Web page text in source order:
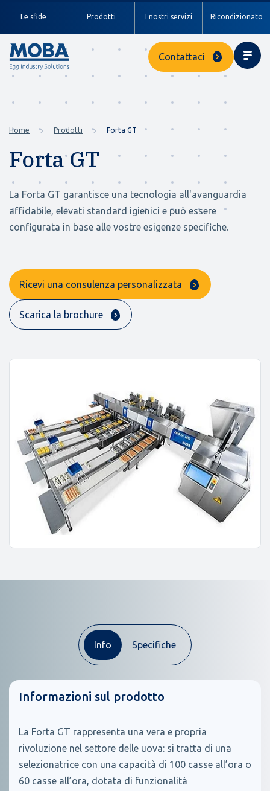
Le sfide Prodotti I nostri servizi Ricondizionato
Contattaci
Home Prodotti Forta GT
Forta GT
La Forta GT garantisce una tecnologia all'avanguardia
affidabile, elevati standard igienici e può essere
configurata in base alle vostre esigenze specifiche.
Ricevi una consulenza personalizzata
Scarica la brochure
Info Specifiche
Informazioni sul prodotto
La Forta GT rappresenta una vera e propria
rivoluzione nel settore delle uova: si tratta di una
selezionatrice con una capacità di 100 casse all’ora o
60 casse all’ora, dotata di funzionalità